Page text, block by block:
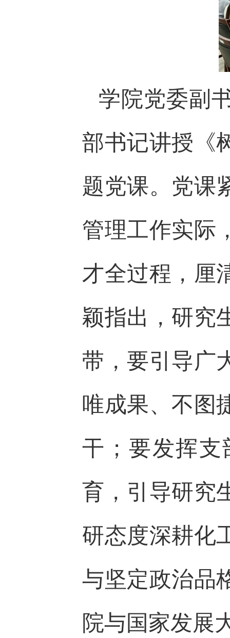
学院党委副
部书记讲授《
题党课。党课
管理工作实际
才全过程，厘
颖指出，研究
带，要引导广
唯成果、不图
干；要发挥支
育，引导研究
研态度深耕化
与坚定政治品
院与国家发展